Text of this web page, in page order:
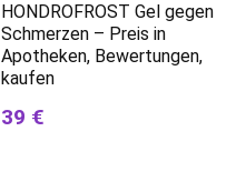
HONDROFROST Gel gegen
Schmerzen – Preis in
Apotheken, Bewertungen,
kaufen
39 €